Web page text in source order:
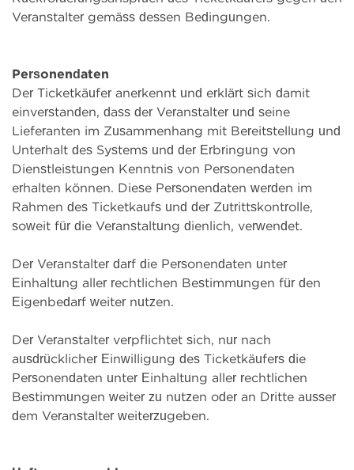
Veranstalter gemäss dessen Bedingungen.
Personendaten
Der Ticketkäufer anerkennt und erklärt sich damit
einverstanden, dass der Veranstalter und seine
Lieferanten im Zusammenhang mit Bereitstellung und
Unterhalt des Systems und der Erbringung von
Dienstleistungen Kenntnis von Personendaten
erhalten können. Diese Personendaten werden im
Rahmen des Ticketkaufs und der Zutrittskontrolle,
soweit für die Veranstaltung dienlich, verwendet.
Der Veranstalter darf die Personendaten unter
Einhaltung aller rechtlichen Bestimmungen für den
Eigenbedarf weiter nutzen.
Der Veranstalter verpflichtet sich, nur nach
ausdrücklicher Einwilligung des Ticketkäufers die
Personendaten unter Einhaltung aller rechtlichen
Bestimmungen weiter zu nutzen oder an Dritte ausser
dem Veranstalter weiterzugeben.